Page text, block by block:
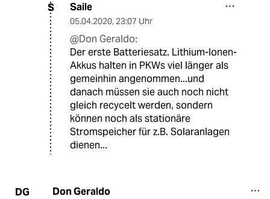
S Saile
05.04.2020, 23:07 Uhr
@Don Geraldo:
Der erste Batteriesatz. Lithium-Ionen-
Akkus halten in PKWs viel länger als
gemeinhin angenommen...und
danach müssen sie auch noch nicht
gleich recycelt werden, sondern
können noch als stationäre
Stromspeicher für z.B. Solaranlagen
dienen...
DG Don Geraldo